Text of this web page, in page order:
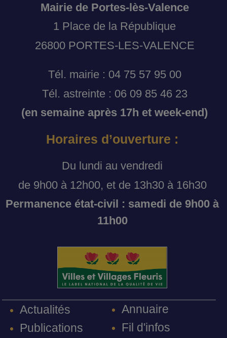
Mairie de Portes-lès-Valence
1 Place de la République
26800 PORTES-LES-VALENCE
Tél. mairie : 04 75 57 95 00
Tél. astreinte : 06 09 85 46 23
(en semaine après 17h et week-end)
Horaires d’ouverture :
Du lundi au vendredi
de 9h00 à 12h00, et de 13h30 à 16h30
Permanence état-civil : samedi de 9h00 à
11h00
Actualités
Publications
Annuaire
Fil d'infos